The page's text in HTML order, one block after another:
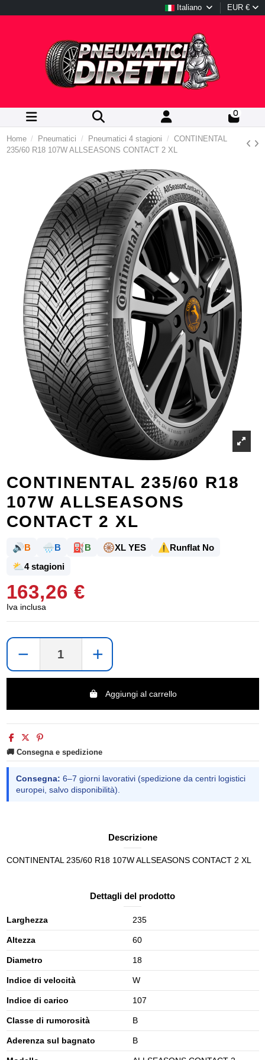
Italiano EUR €
0
Home Pneumatici Pneumatici 4 stagioni
CONTINENTAL
235/60 R18 107W ALLSEASONS CONTACT 2 XL
CONTINENTAL 235/60 R18
107W ALLSEASONS
CONTACT 2 XL
🔊B 🌧️B ⛽B 🛞XL YES ⚠️Runflat No
⛅ 4 stagioni
163,26 €
Iva inclusa
− +
Aggiungi al carrello
🚚 Consegna e spedizione
Consegna: 6–7 giorni lavorativi (spedizione da centri logistici
europei, salvo disponibilità).
Descrizione
CONTINENTAL 235/60 R18 107W ALLSEASONS CONTACT 2 XL
Dettagli del prodotto
Larghezza 235
Altezza 60
Diametro 18
Indice di velocità W
Indice di carico 107
Classe di rumorosità B
Aderenza sul bagnato B